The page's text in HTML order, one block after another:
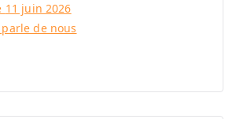
11 juin 2026
parle de nous